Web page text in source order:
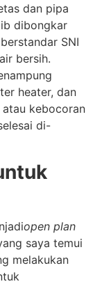
dan pipa
dibongkar
SNI
bersih.
heater, dan
kebocoran
di-
open plan
saya temui
melakukan